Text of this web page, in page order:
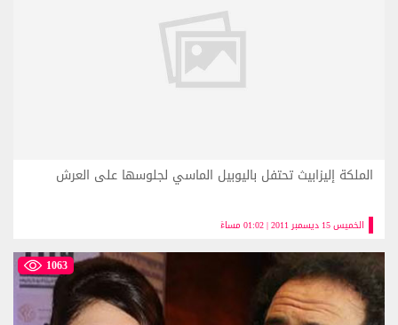
الخميس 15 ديسمبر 2011 | 01:02 مساءً
الملكة إليزابيث تحتفل باليوبيل الماسي لجلوسها على العرش
1063